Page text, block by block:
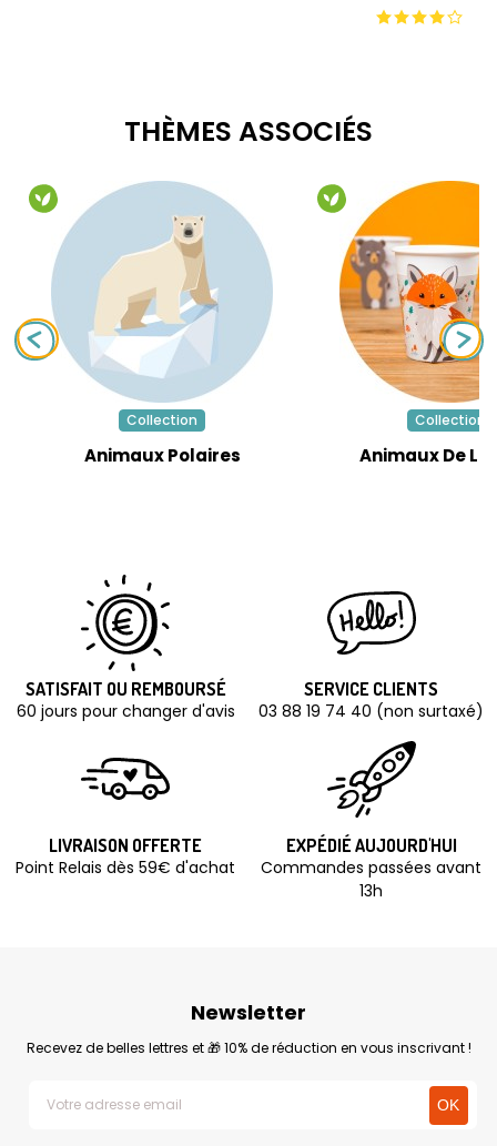
THÈMES ASSOCIÉS
Collection
Animaux Polaires
Collection
Animaux De La
SATISFAIT OU REMBOURSÉ
60 jours pour changer d'avis
SERVICE CLIENTS
03 88 19 74 40 (non surtaxé)
LIVRAISON OFFERTE
Point Relais dès 59€ d'achat
EXPÉDIÉ AUJOURD'HUI
Commandes passées avant
13h
Newsletter
Recevez de belles lettres et 🎁 10% de réduction en vous inscrivant !